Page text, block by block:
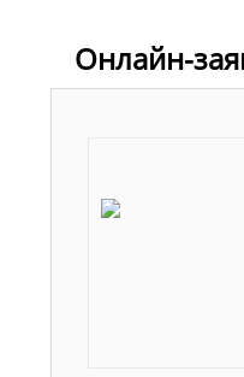
Онлайн-